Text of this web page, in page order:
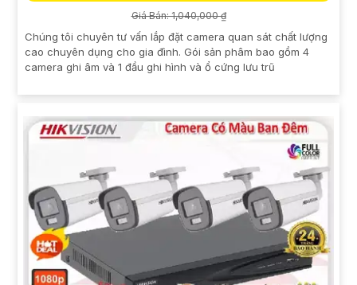
Giá Bán: 1,040,000 ₫
Chúng tôi chuyên tư vấn lắp đặt camera quan sát chất lượng
cao chuyên dụng cho gia đình. Gói sản phâm bao gồm 4
camera ghi âm và 1 đầu ghi hình và ổ cứng lưu trũ